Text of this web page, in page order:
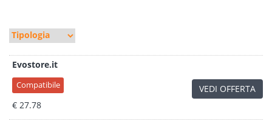
Evostore.it
Compatibile
€ 27.78
VEDI OFFERTA